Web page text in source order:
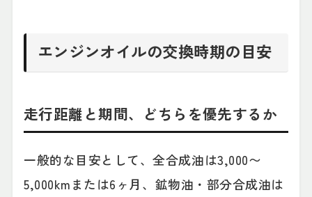
エンジンオイルの交換時期の目安
走行距離と期間、どちらを優先するか
一般的な目安として、全合成油は3,000〜
5,000kmまたは6ヶ月、鉱物油・部分合成油は